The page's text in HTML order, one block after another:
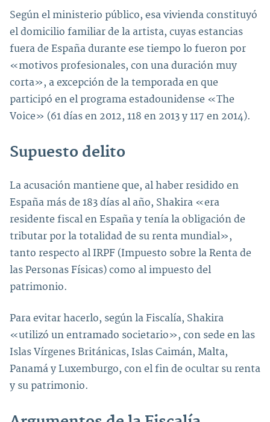
Según el ministerio público, esa vivienda constituyó
el domicilio familiar de la artista, cuyas estancias
fuera de España durante ese tiempo lo fueron por
«motivos profesionales, con una duración muy
corta», a excepción de la temporada en que
participó en el programa estadounidense «The
Voice» (61 días en 2012, 118 en 2013 y 117 en 2014).
Supuesto delito
La acusación mantiene que, al haber residido en
España más de 183 días al año, Shakira «era
residente fiscal en España y tenía la obligación de
tributar por la totalidad de su renta mundial»,
tanto respecto al IRPF (Impuesto sobre la Renta de
las Personas Físicas) como al impuesto del
patrimonio.
Para evitar hacerlo, según la Fiscalía, Shakira
«utilizó un entramado societario», con sede en las
Islas Vírgenes Británicas, Islas Caimán, Malta,
Panamá y Luxemburgo, con el fin de ocultar su renta
y su patrimonio.